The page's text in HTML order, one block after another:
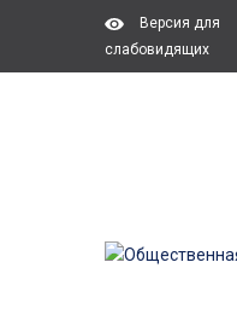
Версия для
слабовидящих